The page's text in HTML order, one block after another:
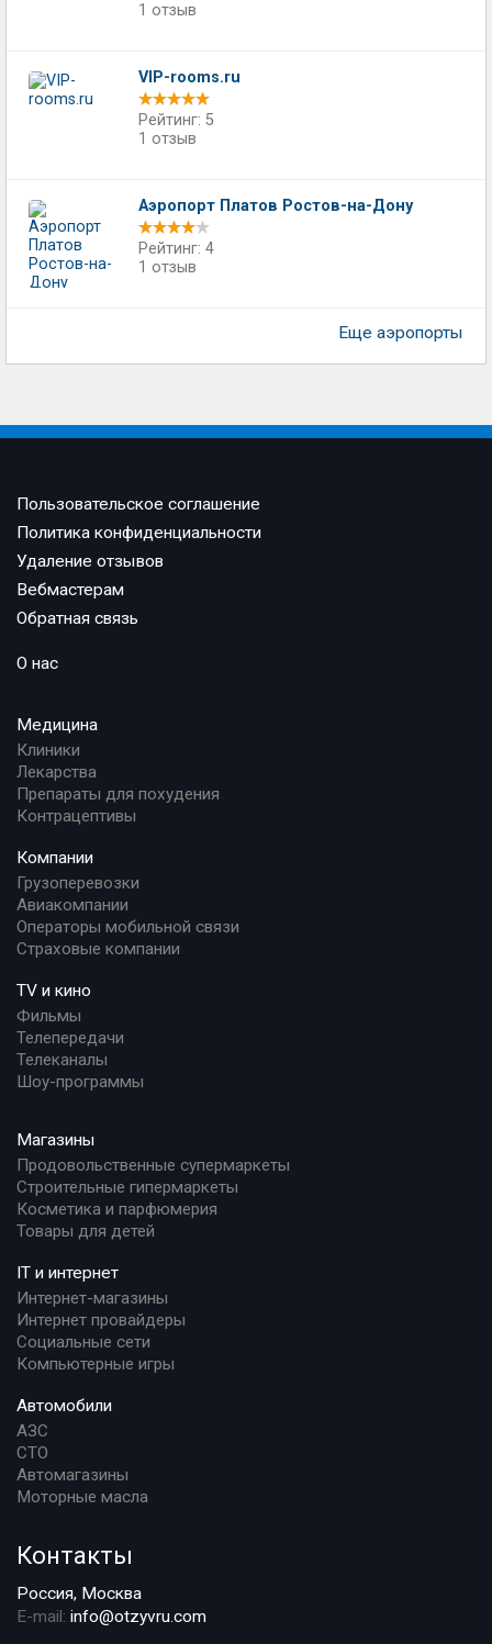
1 отзыв
VIP-rooms.ru
Рейтинг: 5
1 отзыв
Аэропорт Платов Ростов-на-Дону
Рейтинг: 4
1 отзыв
Еще аэропорты
Пользовательское соглашение
Политика конфиденциальности
Удаление отзывов
Вебмастерам
Обратная связь
О нас
Медицина
Клиники
Лекарства
Препараты для похудения
Контрацептивы
Компании
Грузоперевозки
Авиакомпании
Операторы мобильной связи
Страховые компании
TV и кино
Фильмы
Телепередачи
Телеканалы
Шоу-программы
Магазины
Продовольственные супермаркеты
Строительные гипермаркеты
Косметика и парфюмерия
Товары для детей
IT и интернет
Интернет-магазины
Интернет провайдеры
Социальные сети
Компьютерные игры
Автомобили
АЗС
СТО
Автомагазины
Моторные масла
Контакты
Россия, Москва
E-mail: info@otzyvru.com